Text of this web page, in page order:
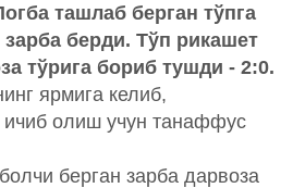
ташлаб берган тўпга
берди. Тўп рикашет
тўрига бориб тушди - 2:0.
ярмига келиб,
ичиб олиш учун танаффус
берган зарба дарвоза